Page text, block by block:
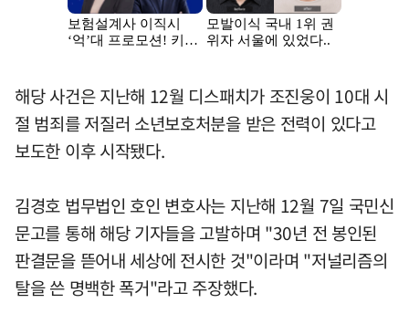
해당 사건은 지난해 12월 디스패치가 조진웅이 10대 시
절 범죄를 저질러 소년보호처분을 받은 전력이 있다고
보도한 이후 시작됐다.
김경호 법무법인 호인 변호사는 지난해 12월 7일 국민신
문고를 통해 해당 기자들을 고발하며 "30년 전 봉인된
판결문을 뜯어내 세상에 전시한 것"이라며 "저널리즘의
탈을 쓴 명백한 폭거"라고 주장했다.